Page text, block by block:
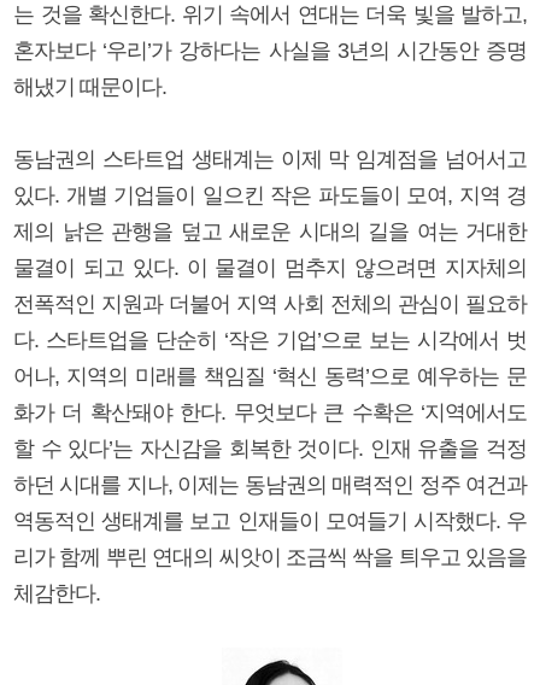
는 것을 확신한다. 위기 속에서 연대는 더욱 빛을 발하고,
혼자보다 ‘우리’가 강하다는 사실을 3년의 시간동안 증명
해냈기 때문이다.
동남권의 스타트업 생태계는 이제 막 임계점을 넘어서고
있다. 개별 기업들이 일으킨 작은 파도들이 모여, 지역 경
제의 낡은 관행을 덮고 새로운 시대의 길을 여는 거대한
물결이 되고 있다. 이 물결이 멈추지 않으려면 지자체의
전폭적인 지원과 더불어 지역 사회 전체의 관심이 필요하
다. 스타트업을 단순히 ‘작은 기업’으로 보는 시각에서 벗
어나, 지역의 미래를 책임질 ‘혁신 동력’으로 예우하는 문
화가 더 확산돼야 한다. 무엇보다 큰 수확은 ‘지역에서도
할 수 있다’는 자신감을 회복한 것이다. 인재 유출을 걱정
하던 시대를 지나, 이제는 동남권의 매력적인 정주 여건과
역동적인 생태계를 보고 인재들이 모여들기 시작했다. 우
리가 함께 뿌린 연대의 씨앗이 조금씩 싹을 틔우고 있음을
체감한다.